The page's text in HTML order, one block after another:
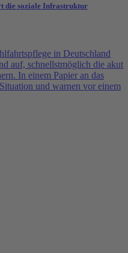
die soziale Infrastruktur
in Deutschland
auf, schnellstmöglich die akut
In einem Papier an das
und warnen vor einem